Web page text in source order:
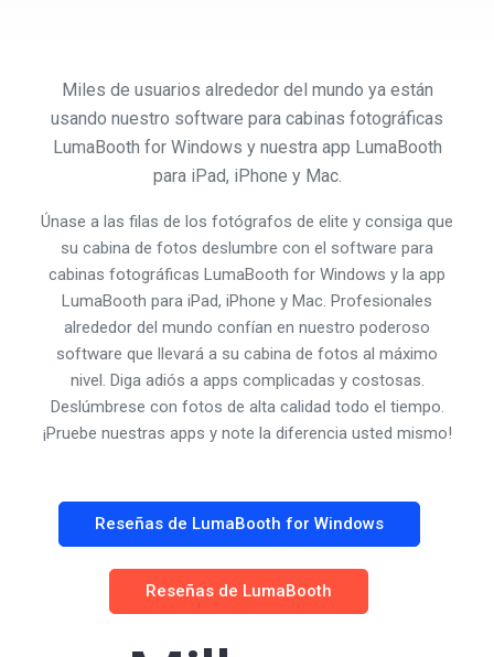
Miles de usuarios alrededor del mundo ya están
usando nuestro software para cabinas fotográficas
LumaBooth for Windows y nuestra app LumaBooth
para iPad, iPhone y Mac.
Únase a las filas de los fotógrafos de elite y consiga que
su cabina de fotos deslumbre con el software para
cabinas fotográficas LumaBooth for Windows y la app
LumaBooth para iPad, iPhone y Mac. Profesionales
alrededor del mundo confían en nuestro poderoso
software que llevará a su cabina de fotos al máximo
nivel. Diga adiós a apps complicadas y costosas.
Deslúmbrese con fotos de alta calidad todo el tiempo.
¡Pruebe nuestras apps y note la diferencia usted mismo!
Reseñas de LumaBooth for Windows
Reseñas de LumaBooth